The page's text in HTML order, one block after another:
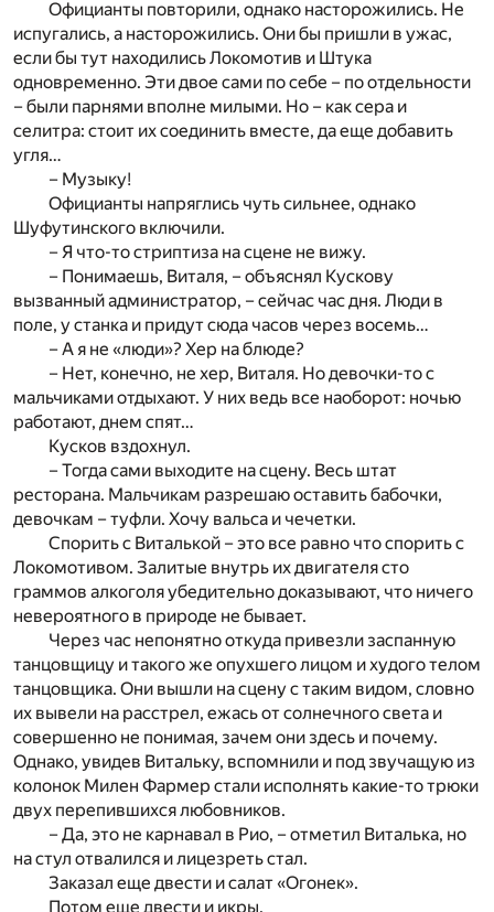
Официанты повторили, однако насторожились. Не
испугались, а насторожились. Они бы пришли в ужас,
если бы тут находились Локомотив и Штука
одновременно. Эти двое сами по себе – по отдельности
– были парнями вполне милыми. Но – как сера и
селитра: стоит их соединить вместе, да еще добавить
угля…
– Музыку!
Официанты напряглись чуть сильнее, однако
Шуфутинского включили.
– Я что-то стриптиза на сцене не вижу.
– Понимаешь, Виталя, – объяснял Кускову
вызванный администратор, – сейчас час дня. Люди в
поле, у станка и придут сюда часов через восемь…
– А я не «люди»? Хер на блюде?
– Нет, конечно, не хер, Виталя. Но девочки-то с
мальчиками отдыхают. У них ведь все наоборот: ночью
работают, днем спят…
Кусков вздохнул.
– Тогда сами выходите на сцену. Весь штат
ресторана. Мальчикам разрешаю оставить бабочки,
девочкам – туфли. Хочу вальса и чечетки.
Спорить с Виталькой – это все равно что спорить с
Локомотивом. Залитые внутрь их двигателя сто
граммов алкоголя убедительно доказывают, что ничего
невероятного в природе не бывает.
Через час непонятно откуда привезли заспанную
танцовщицу и такого же опухшего лицом и худого телом
танцовщика. Они вышли на сцену с таким видом, словно
их вывели на расстрел, ежась от солнечного света и
совершенно не понимая, зачем они здесь и почему.
Однако, увидев Витальку, вспомнили и под звучащую из
колонок Милен Фармер стали исполнять какие-то трюки
двух перепившихся любовников.
– Да, это не карнавал в Рио, – отметил Виталька, но
на стул отвалился и лицезреть стал.
Заказал еще двести и салат «Огонек».
Потом еще двести и икры.